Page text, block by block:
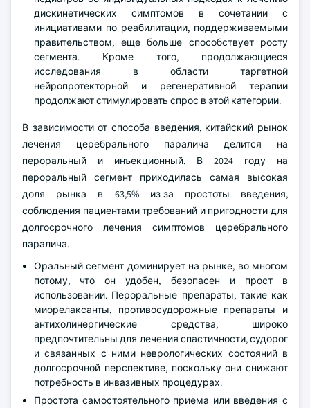
дискинетических симптомов в сочетании с
инициативами по реабилитации, поддерживаемыми
правительством, еще больше способствует росту
сегмента. Кроме того, продолжающиеся
исследования в области таргетной
нейропротекторной и регенеративной терапии
продолжают стимулировать спрос в этой категории.
В зависимости от способа введения, китайский рынок
лечения церебрального паралича делится на
пероральный и инъекционный. В 2024 году на
пероральный сегмент приходилась самая высокая
доля рынка в 63,5% из-за простоты введения,
соблюдения пациентами требований и пригодности для
долгосрочного лечения симптомов церебрального
паралича.
Оральный сегмент доминирует на рынке, во многом
потому, что он удобен, безопасен и прост в
использовании. Пероральные препараты, такие как
миорелаксанты, противосудорожные препараты и
антихолинергические средства, широко
предпочтительны для лечения спастичности, судорог
и связанных с ними неврологических состояний в
долгосрочной перспективе, поскольку они снижают
потребность в инвазивных процедурах.
Простота самостоятельного приема или введения с